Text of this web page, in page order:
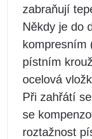
zabraňují
Někdy je do
kompresním
pístním
ocelová
Při zahřátí
se
roztažnost